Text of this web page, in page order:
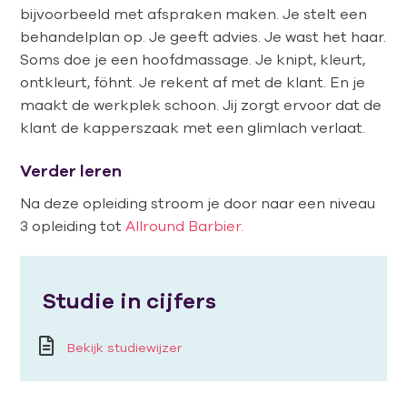
bijvoorbeeld met afspraken maken. Je stelt een
behandelplan op. Je geeft advies. Je wast het haar.
Soms doe je een hoofdmassage. Je knipt, kleurt,
ontkleurt, föhnt. Je rekent af met de klant. En je
maakt de werkplek schoon. Jij zorgt ervoor dat de
klant de kapperszaak met een glimlach verlaat.
Verder leren
Na deze opleiding stroom je door naar een niveau
3 opleiding tot Allround Barbier.
Studie in cijfers
Bekijk studiewijzer